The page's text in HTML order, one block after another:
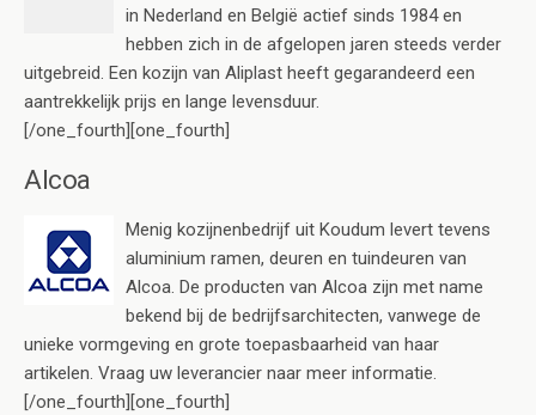
in Nederland en België actief sinds 1984 en
hebben zich in de afgelopen jaren steeds verder
uitgebreid. Een kozijn van Aliplast heeft gegarandeerd een
aantrekkelijk prijs en lange levensduur.
[/one_fourth][one_fourth]
Alcoa
Menig kozijnenbedrijf uit Koudum levert tevens
aluminium ramen, deuren en tuindeuren van
Alcoa. De producten van Alcoa zijn met name
bekend bij de bedrijfsarchitecten, vanwege de
unieke vormgeving en grote toepasbaarheid van haar
artikelen. Vraag uw leverancier naar meer informatie.
[/one_fourth][one_fourth]